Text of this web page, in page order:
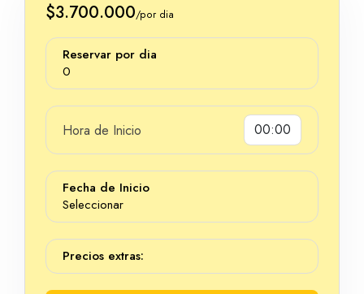
$3.700.000/por dia
Reservar por dia
0
Dias
Hora de Inicio
Fecha de Inicio
Seleccionar
Precios extras: